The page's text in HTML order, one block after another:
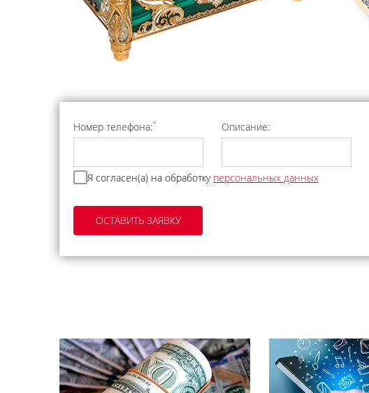
Номер телефона:* Описание:
Я согласен(а) на обработку персональных данных